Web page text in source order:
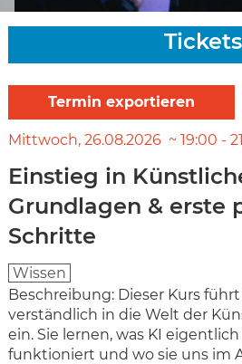
Mittwoch 26.08.2026 19:00 -
Einstieg in
Grundlagen & erste
Schritte
Wissen
Beschreibung: Dieser Kurs
verständlich in die Welt der
ein. Sie lernen, was KI eigentlich
funktioniert und wo sie uns im
Tickets